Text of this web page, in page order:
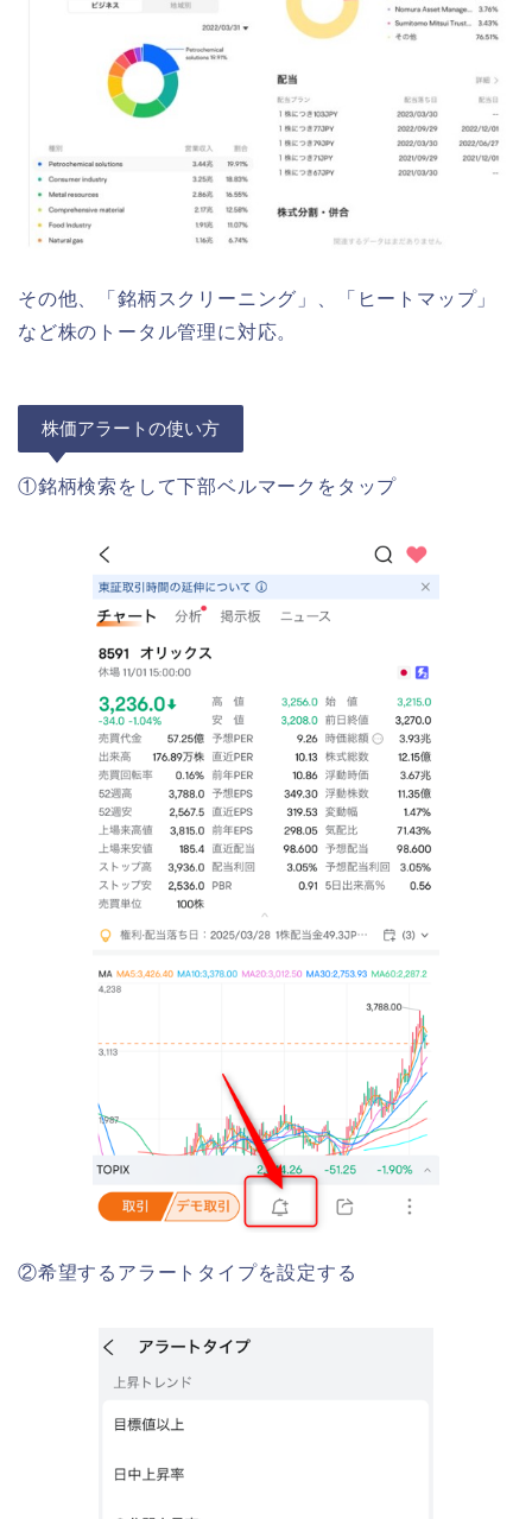
その他、「銘柄スクリーニング」、「ヒートマップ」
など株のトータル管理に対応。
株価アラートの使い方
①銘柄検索をして下部ベルマークをタップ
②希望するアラートタイプを設定する